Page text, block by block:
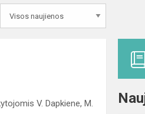
V. Dapkiene, M.